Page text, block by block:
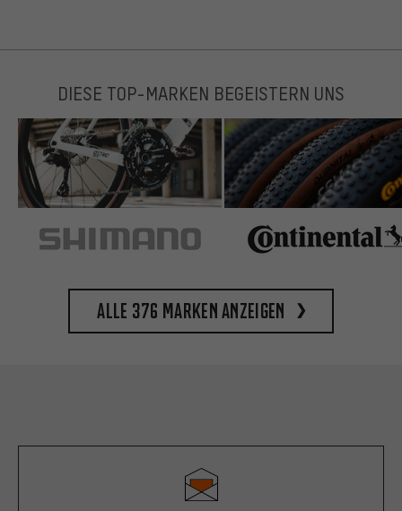
DIESE TOP-MARKEN BEGEISTERN UNS
Alle 376 Marken anzeigen